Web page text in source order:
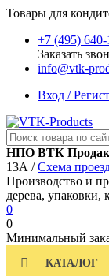
Товары для
+7 (495) 640-
Заказать
info@vtk-
Вход /
НПО ВТК
13А /Схема
Производство и
дерева, упаковки,
0
0
Минимальный
КАТАЛОГ